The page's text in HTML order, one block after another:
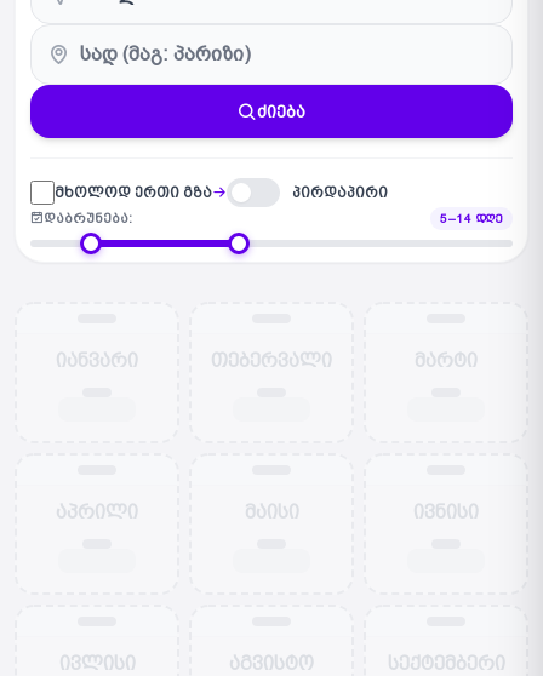
ძიება
მხოლოდ ერთი გზა პირდაპირი
დაბრუნება: 5–14 ᲓᲦᲔ
იანვარი თებერვალი მარტი
აპრილი მაისი ივნისი
ივლისი აგვისტო სექტემბერი